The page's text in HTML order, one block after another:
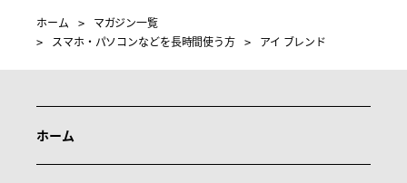
ホーム
マガジン一覧
スマホ・パソコンなどを長時間使う方
アイ ブレンド
ホーム